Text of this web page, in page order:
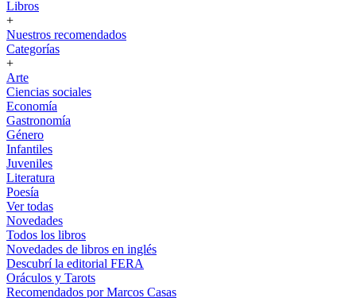
Libros
+
Nuestros recomendados
Categorías
+
Arte
Ciencias sociales
Economía
Gastronomía
Género
Infantiles
Juveniles
Literatura
Poesía
Ver todas
Novedades
Todos los libros
Novedades de libros en inglés
Descubrí la editorial FERA
Oráculos y Tarots
Recomendados por Marcos Casas